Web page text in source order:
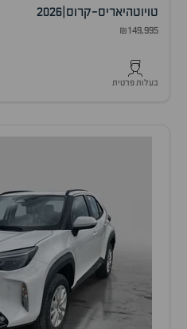
טויוטהיאריס-קרוס 2026
₪149,995
בעלות פרטית